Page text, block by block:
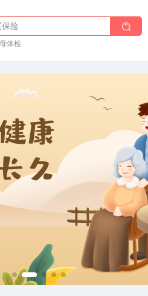
险
体检